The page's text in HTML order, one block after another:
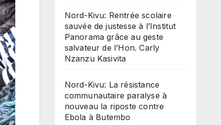
Nord-Kivu: Rentrée scolaire
sauvée de justesse à l’Institut
Panorama grâce au geste
salvateur de l’Hon. Carly
Nzanzu Kasivita
Nord-Kivu: La résistance
communautaire paralyse à
nouveau la riposte contre
Ebola à Butembo